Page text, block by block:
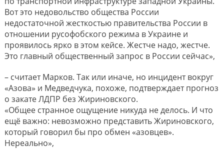
Вот это недовольство общества России
недостаточной жесткостью правительства России в
отношении русофобского режима в Украине и
проявилось ярко в этом кейсе. Жестче надо, жестче.
Это главный общественный запрос в России сейчас»,
– считает Марков. Так или иначе, но инцидент вокруг
«Азова» и Медведчука, похоже, подтверждает прогноз
о закате ЛДПР без Жириновского.
«Общее странное ощущение никуда не делось. И что
ещё важно: невозможно представить Жириновского,
который говорил бы про обмен «азовцев».
Нереально»,